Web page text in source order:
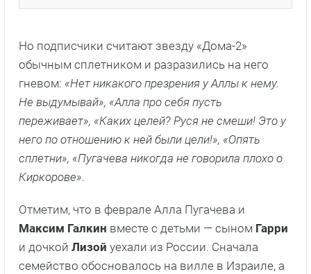
Но подписчики считают звезду «Дома-2»
обычным сплетником и разразились на него
гневом: «Нет никакого презрения у Аллы к нему.
Не выдумывай», «Алла про себя пусть
переживает», «Каких целей? Руся не смеши! Это у
него по отношению к ней были цели!», «Опять
сплетни», «Пугачева никогда не говорила плохо о
Киркорове».
Отметим, что в феврале Алла Пугачева и
Максим Галкин вместе с детьми — сыном Гарри
и дочкой Лизой уехали из России. Сначала
семейство обосновалось на вилле в Израиле, а